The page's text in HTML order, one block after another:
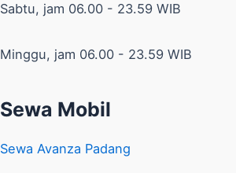
Sabtu, jam 06.00 - 23.59 WIB
Minggu, jam 06.00 - 23.59 WIB
Sewa Mobil
Sewa Avanza Padang